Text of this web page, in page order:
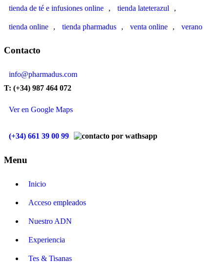
tienda de té e infusiones online , tienda lateterazul ,
tienda online , tienda pharmadus , venta online , verano
Contacto
info@pharmadus.com
T: (+34) 987 464 072
Ver en Google Maps
(+34) 661 39 00 99
Menu
Inicio
Acceso empleados
Nuestro ADN
Experiencia
Tes & Tisanas